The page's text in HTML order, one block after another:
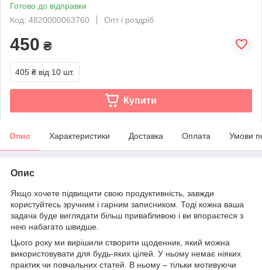
Готово до відправки
Код: 4820000063760
Опт і роздріб
450 ₴
405 ₴ від 10 шт.
Купити
Опис Характеристики Доставка Оплата Умови
Опис
Якщо хочете підвищити свою продуктивність, завжди
користуйтесь зручним і гарним записником. Тоді кожна ваша
задача буде виглядати більш привабливою і ви впораєтеся з
нею набагато швидше.
Цього року ми вирішили створити щоденник, який можна
використовувати для будь-яких цілей. У ньому немає ніяких
практик чи повчальних статей. В ньому – тільки мотивуючи